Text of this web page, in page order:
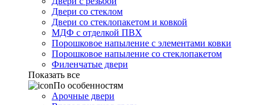
Двери со стеклом
Двери со стеклопакетом и ковкой
МДФ с отделкой ПВХ
Порошковое напыление с элементами ковки
Порошковое напыление со стеклопакетом
Филенчатые двери
Показать все
По особенностям
Арочные двери